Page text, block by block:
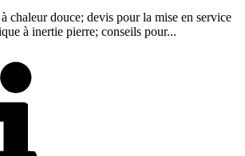
chaleur douce; devis pour la mise en service
à inertie pierre; conseils pour...